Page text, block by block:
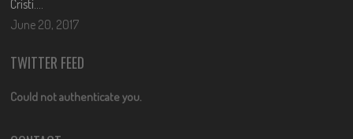
Cristi….
June 20, 2017
TWITTER FEED
Could not authenticate you.